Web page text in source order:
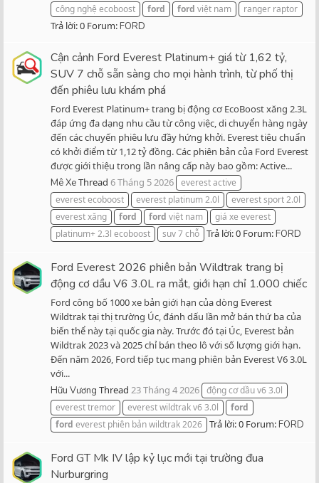
công nghệ ecoboost
ford ford việt nam ranger raptor
Trả lời: 0 Forum:FORD
Cận cảnh Ford Everest Platinum+ giá từ 1,62 tỷ,
SUV 7 chỗ sẵn sàng cho mọi hành trình, từ phố thị
đến phiêu lưu khám phá
Ford Everest Platinum+ trang bị động cơ EcoBoost xăng 2.3L
đáp ứng đa dạng nhu cầu từ công việc, di chuyển hàng ngày
đến các chuyến phiêu lưu đầy hứng khởi. Everest tiêu chuẩn
có khởi điểm từ 1,12 tỷ đồng. Các phiên bản của Ford Everest
được giới thiệu trong lần nâng cấp này bao gồm: Active...
Mê XeThread 6 Tháng 5 2026 everest active
everest ecoboost
everest platinum 2.0l
everest sport 2.0l
everest xăng
ford ford việt nam
giá xe everest
platinum+ 2.3l ecoboost
suv 7 chỗ Trả lời: 0 Forum:FORD
Ford Everest 2026 phiên bản Wildtrak trang bị
động cơ dầu V6 3.0L ra mắt, giới hạn chỉ 1.000 chiếc
Ford công bố 1000 xe bản giới hạn của dòng Everest
Wildtrak tại thị trường Úc, đánh dấu lần mở bán thứ ba của
biến thể này tại quốc gia này. Trước đó tại Úc, Everest bản
Wildtrak 2023 và 2025 chỉ bán theo lô với số lượng giới hạn.
Đến năm 2026, Ford tiếp tục mang phiên bản Everest V6 3.0L
với...
Hữu Vương Thread 23 Tháng 4 2026 động cơ dầu v6 3.0l
everest tremor
everest wildtrak v6 3.0l
ford
ford everest phiên bản wildtrak 2026 Trả lời: 0 Forum:FORD
Ford GT Mk IV lập kỷ lục mới tại trường đua
Nurburgring